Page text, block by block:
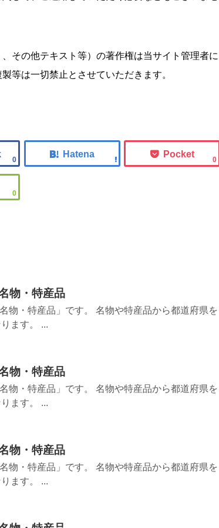
その他テキスト等）の著作権は当サイト管理者に
等は一切禁止とさせていただきます。
0 0
0
物・特産品
物・特産品」です。 名物や特産品から都道府県を
ます。 ...
物・特産品
物・特産品」です。 名物や特産品から都道府県を
ます。 ...
物・特産品
物・特産品」です。 名物や特産品から都道府県を
ます。 ...